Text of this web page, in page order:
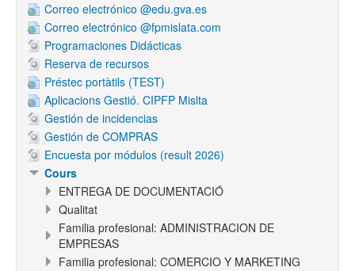
Correo electrónico @edu.gva.es
Correo electrónico @fpmislata.com
Programaciones Didácticas
Reserva de recursos
Préstec portàtils (TEST)
Aplicacions Gestió. CIPFP Mislta
Gestión de incidencias
Gestión de COMPRAS
Encuesta por módulos (result 2026)
Cours
ENTREGA DE DOCUMENTACIÓ
Qualitat
Familia profesional: ADMINISTRACION DE
EMPRESAS
Familia profesional: COMERCIO Y MARKETING